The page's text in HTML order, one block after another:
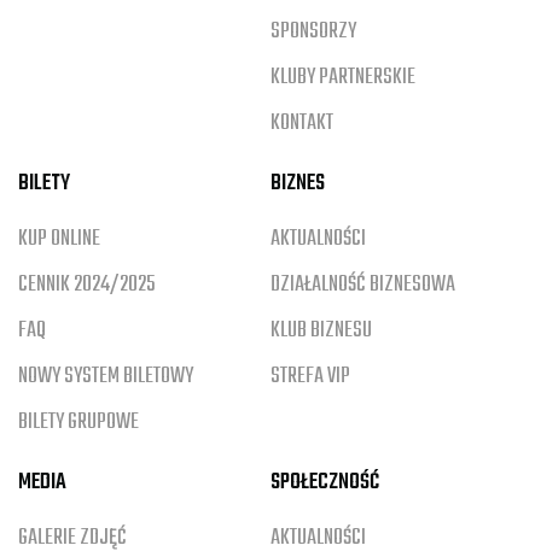
SPONSORZY
KLUBY PARTNERSKIE
KONTAKT
BILETY
KUP ONLINE
CENNIK 2024/2025
FAQ
NOWY SYSTEM BILETOWY
BILETY GRUPOWE
BIZNES
AKTUALNOŚCI
DZIAŁALNOŚĆ BIZNESOWA
KLUB BIZNESU
STREFA VIP
MEDIA
GALERIE ZDJĘĆ
SPOŁECZNOŚĆ
AKTUALNOŚCI